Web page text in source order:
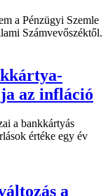
a Pénzügyi Szemle
Számvevőszéktől.
az infláció
a bankkártyás
értéke egy év
a